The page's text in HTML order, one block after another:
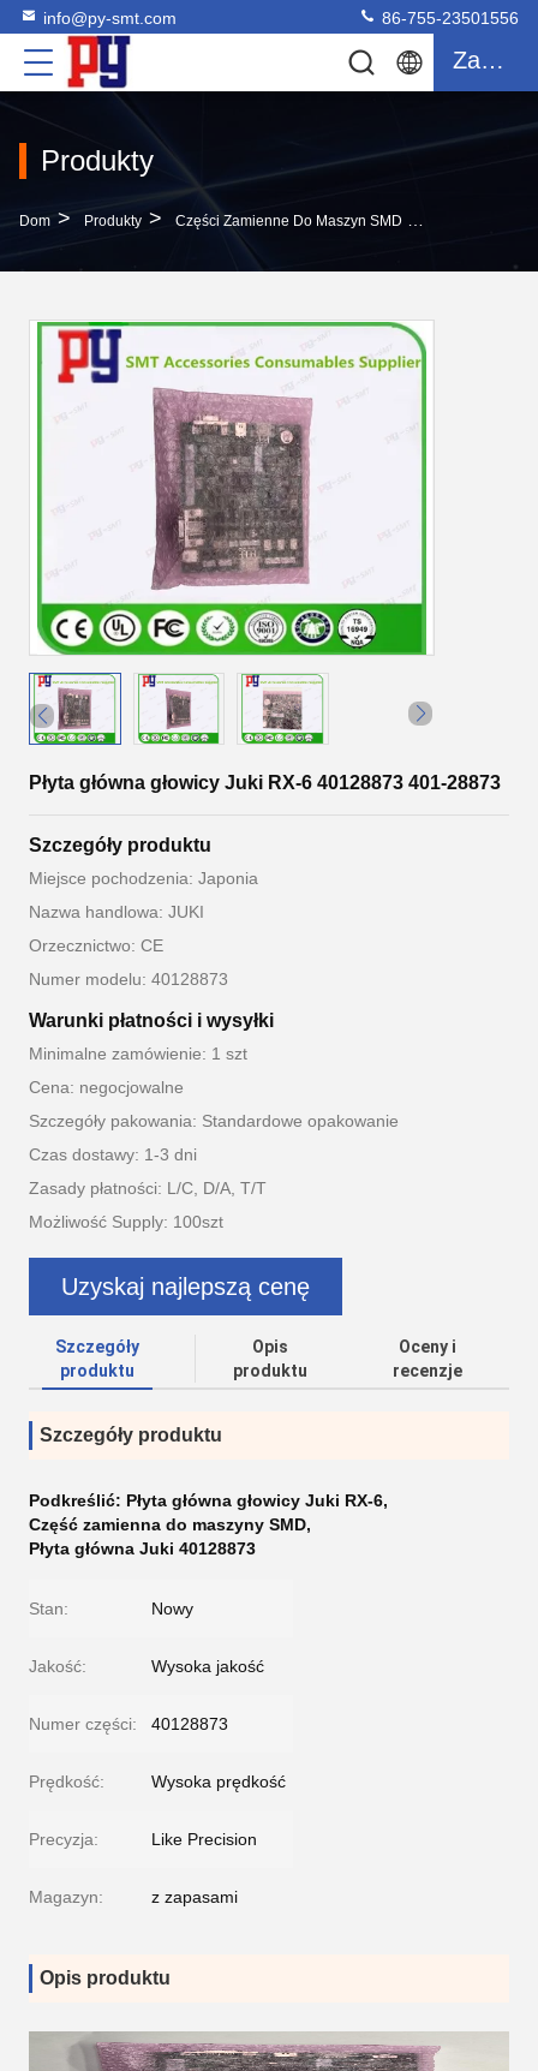
info@py-smt.com 86-755-23501556
Zacytować
Produkty
Dom > Produkty > Części Zamienne Do Maszyn SMD >
Płyta główna głowicy Juki RX-6 40128873 401-28873
Szczegóły produktu
Miejsce pochodzenia: Japonia
Nazwa handlowa: JUKI
Orzecznictwo: CE
Numer modelu: 40128873
Warunki płatności i wysyłki
Minimalne zamówienie: 1 szt
Cena: negocjowalne
Szczegóły pakowania: Standardowe opakowanie
Czas dostawy: 1-3 dni
Zasady płatności: L/C, D/A, T/T
Możliwość Supply: 100szt
Uzyskaj najlepszą cenę
Szczegóły
produktu
Opis
produktu
Oceny i
recenzje
Szczegóły produktu
Podkreślić: Płyta główna głowicy Juki RX-6,
Część zamienna do maszyny SMD,
Płyta główna Juki 40128873
Stan: Nowy
Jakość: Wysoka jakość
Numer części: 40128873
Prędkość: Wysoka prędkość
Precyzja: Like Precision
Magazyn: z zapasami
Opis produktu